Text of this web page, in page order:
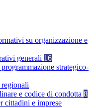
su organizzazione e
generali 16
strategico-
e codice di condotta 8
cittadini e imprese